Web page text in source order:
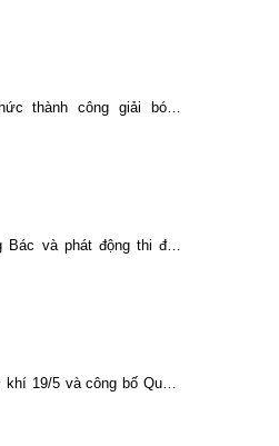
thành công giải bóng
năm 2014
và phát động thi đua
19/5 và công bố Quyết
19/5